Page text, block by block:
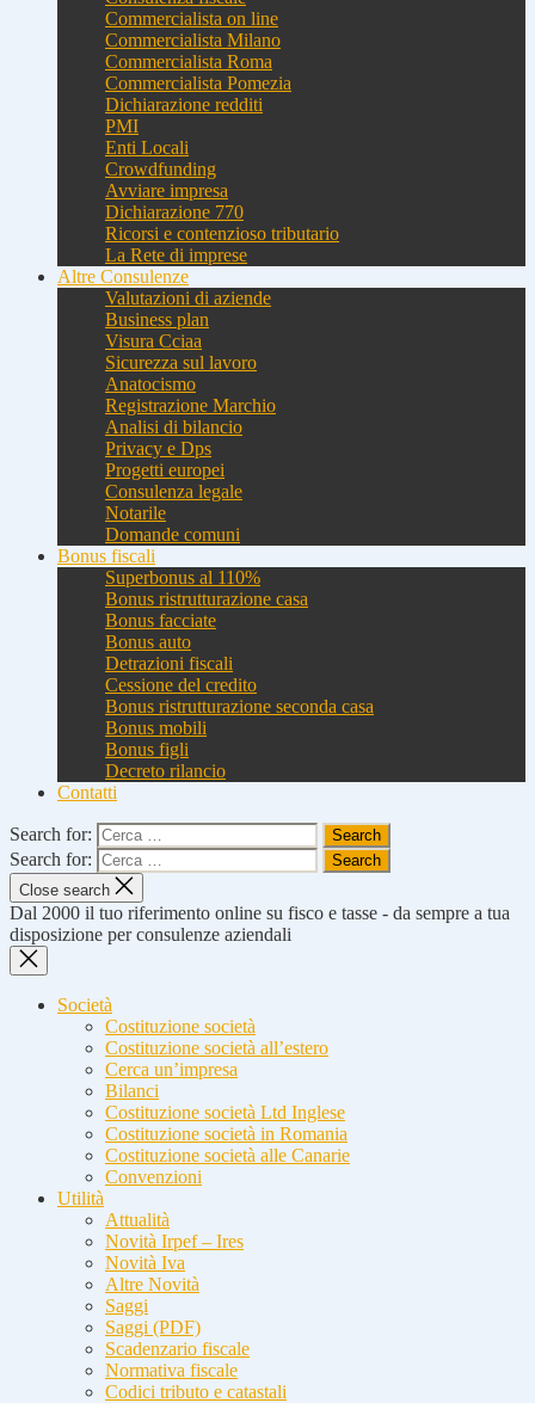
Commercialista on line
Commercialista Milano
Commercialista Roma
Commercialista Pomezia
Dichiarazione redditi
PMI
Enti Locali
Crowdfunding
Avviare impresa
Dichiarazione 770
Ricorsi e contenzioso tributario
La Rete di imprese
Altre Consulenze
Valutazioni di aziende
Business plan
Visura Cciaa
Sicurezza sul lavoro
Anatocismo
Registrazione Marchio
Analisi di bilancio
Privacy e Dps
Progetti europei
Consulenza legale
Notarile
Domande comuni
Bonus fiscali
Superbonus al 110%
Bonus ristrutturazione casa
Bonus facciate
Bonus auto
Detrazioni fiscali
Cessione del credito
Bonus ristrutturazione seconda casa
Bonus mobili
Bonus figli
Decreto rilancio
Contatti
Search for:
Search for:
Close search
Dal 2000 il tuo riferimento online su fisco e tasse - da sempre a tua
disposizione per consulenze aziendali
Società
Costituzione società
Costituzione società all’estero
Cerca un’impresa
Bilanci
Costituzione società Ltd Inglese
Costituzione società in Romania
Costituzione società alle Canarie
Convenzioni
Utilità
Attualità
Novità Irpef – Ires
Novità Iva
Altre Novità
Saggi
Saggi (PDF)
Scadenzario fiscale
Normativa fiscale
Codici tributo e catastali